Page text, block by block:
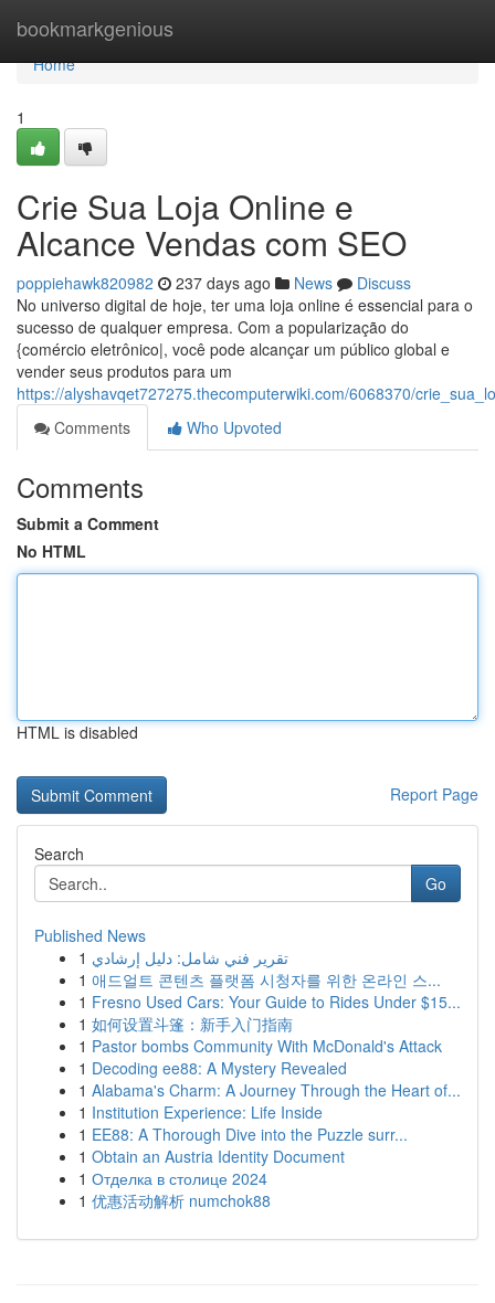
bookmarkgenious
Home
Home
1
Crie Sua Loja Online e
Alcance Vendas com SEO
poppiehawk820982 237 days ago News
Discuss
No universo digital de hoje, ter uma loja online é essencial para o
sucesso de qualquer empresa. Com a popularização do
{comércio eletrônico|, você pode alcançar um público global e
vender seus produtos para um
https://alyshavqet727275.thecomputerwiki.com/6068370/
Comments
Who Upvoted
Comments
Submit a Comment
No HTML
HTML is disabled
Report Page
Search
Go
Published News
1 تقرير فني شامل: دليل إرشادي
1 애드얼트 콘텐츠 플랫폼 시청자를 위한 온라인 스...
1 Fresno Used Cars: Your Guide to Rides Under $15...
1 如何设置斗篷：新手入门指南
1 Pastor bombs Community With McDonald's Attack
1 Decoding ee88: A Mystery Revealed
1 Alabama's Charm: A Journey Through the Heart of...
1 Institution Experience: Life Inside
1 EE88: A Thorough Dive into the Puzzle surr...
1 Obtain an Austria Identity Document
1 Отделка в столице 2024
1 优惠活动解析 numchok88